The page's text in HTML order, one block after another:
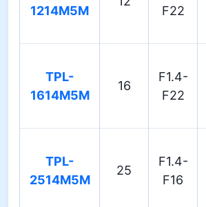
1214M5M
F22
TPL-
1614M5M
16
F1.4-
F22
TPL-
2514M5M
25
F1.4-
F16